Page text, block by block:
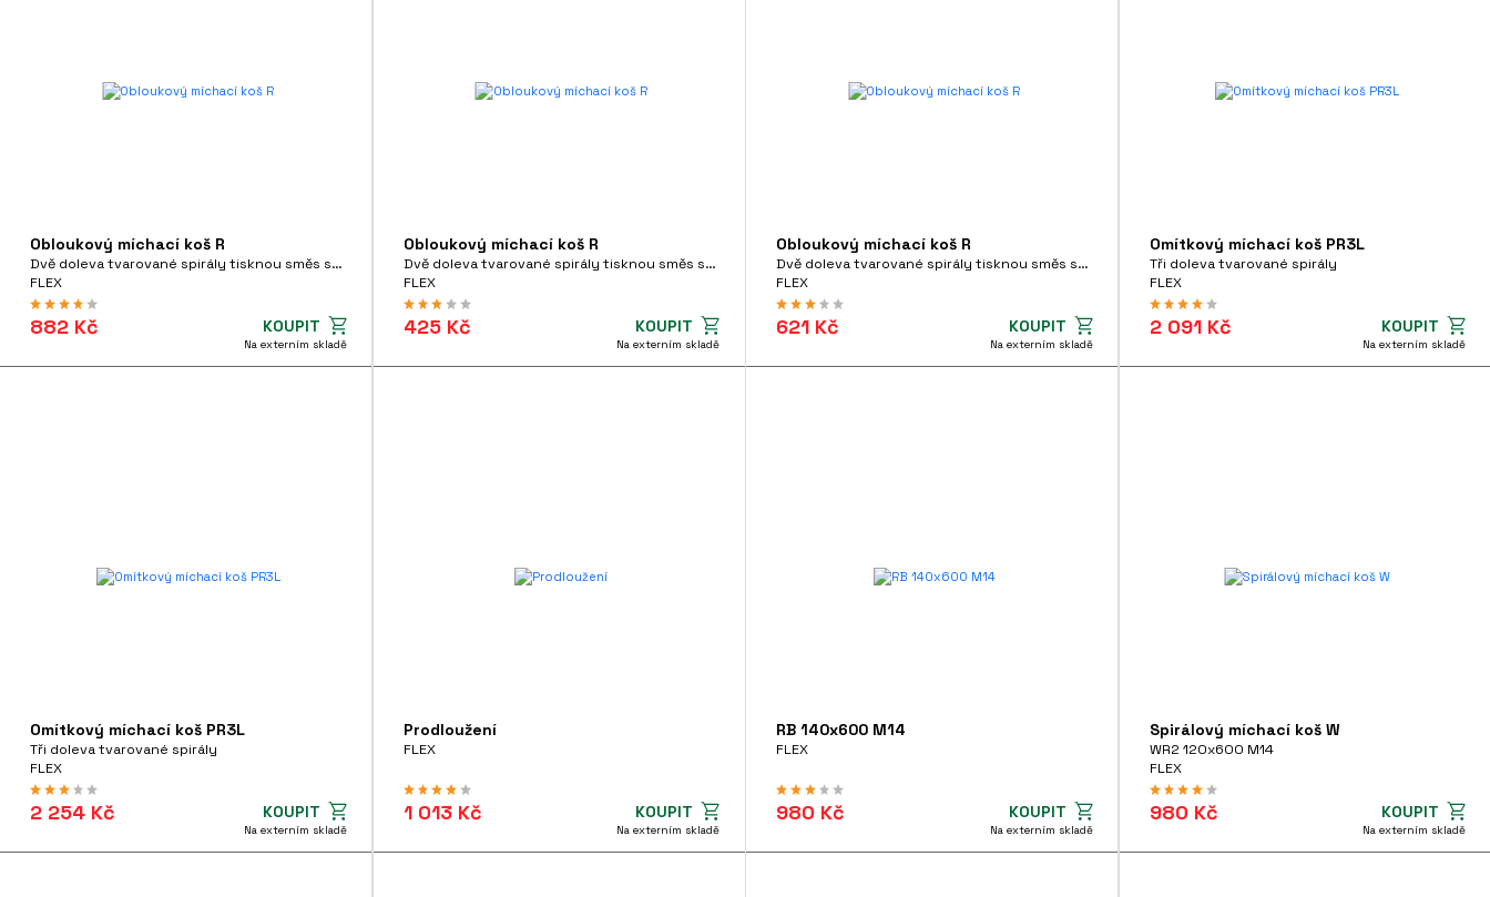
Obloukový míchací koš R
Dvě doleva tvarované spirály tisknou směs směrem dolů
FLEX
882 Kč KOUPIT
Na externím skladě
Obloukový míchací koš R
Dvě doleva tvarované spirály tisknou směs směrem dolů
FLEX
425 Kč KOUPIT
Na externím skladě
Obloukový míchací koš R
Dvě doleva tvarované spirály tisknou směs směrem dolů
FLEX
621 Kč KOUPIT
Na externím skladě
Omítkový míchací koš PR3L
Tři doleva tvarované spirály
FLEX
2 091 Kč KOUPIT
Na externím skladě
Omítkový míchací koš PR3L
Tři doleva tvarované spirály
FLEX
2 254 Kč KOUPIT
Na externím skladě
Prodloužení
FLEX
1 013 Kč KOUPIT
Na externím skladě
RB 140x600 M14
FLEX
980 Kč KOUPIT
Na externím skladě
Spirálový míchací koš W
WR2 120x600 M14
FLEX
980 Kč KOUPIT
Na externím skladě